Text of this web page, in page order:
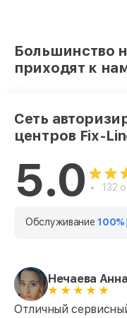
Большинство
приходят к
Сеть
центров Fix-
5.0 132
Обслуживание100%
Нечаева Анна
Отличный